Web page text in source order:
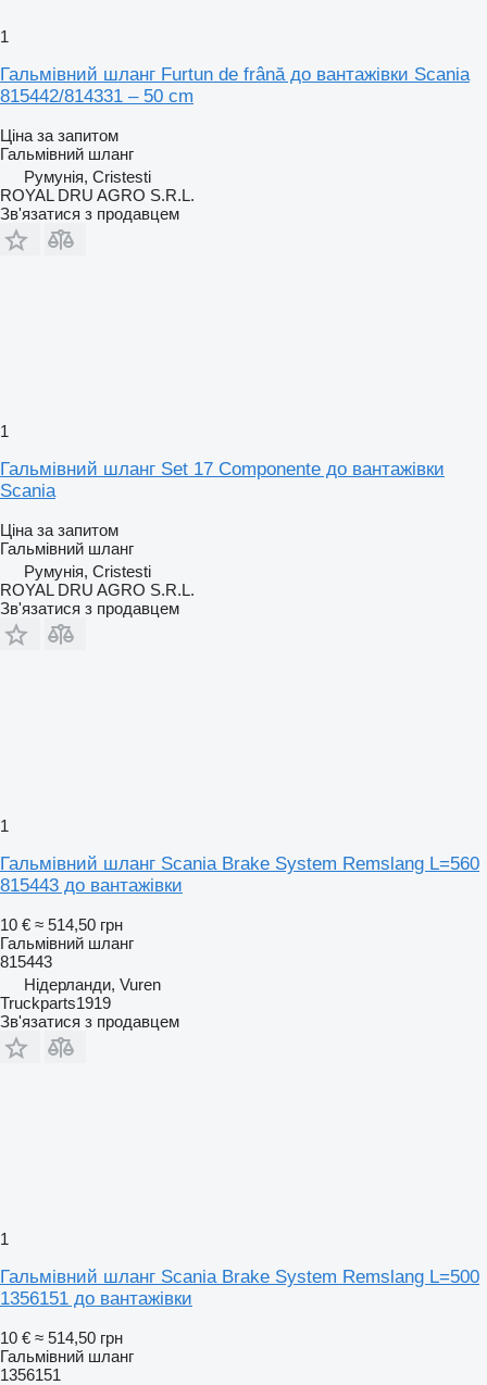
1
Гальмівний шланг Furtun de frână до вантажівки Scania
815442/814331 – 50 cm
Ціна за запитом
Гальмівний шланг
Румунія, Cristesti
ROYAL DRU AGRO S.R.L.
Зв'язатися з продавцем
1
Гальмівний шланг Set 17 Componente до вантажівки
Scania
Ціна за запитом
Гальмівний шланг
Румунія, Cristesti
ROYAL DRU AGRO S.R.L.
Зв'язатися з продавцем
1
Гальмівний шланг Scania Brake System Remslang L=560
815443 до вантажівки
10 € ≈ 514,50 грн
Гальмівний шланг
815443
Нідерланди, Vuren
Truckparts1919
Зв'язатися з продавцем
1
Гальмівний шланг Scania Brake System Remslang L=500
1356151 до вантажівки
10 € ≈ 514,50 грн
Гальмівний шланг
1356151